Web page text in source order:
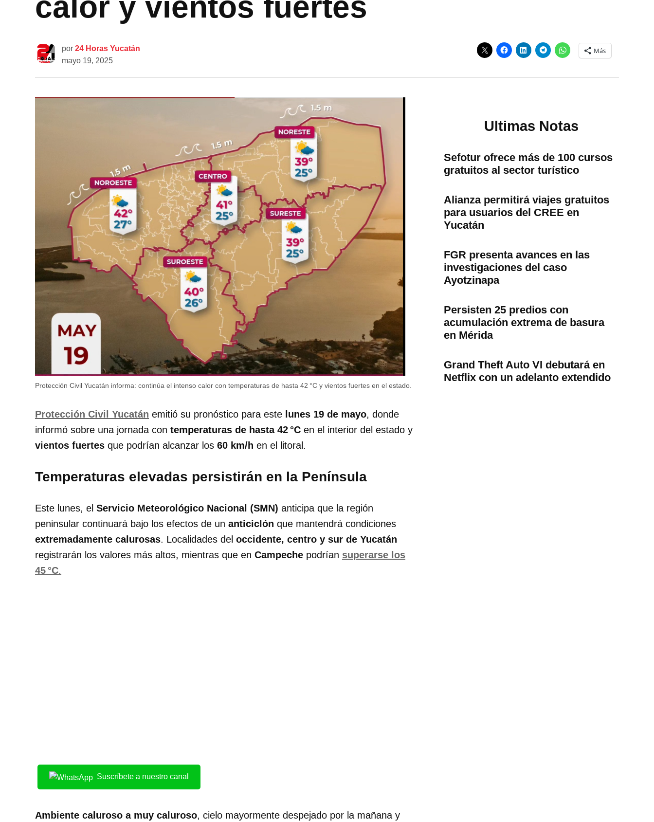
por 24 Horas Yucatán
mayo 19, 2025
Más
Protección Civil Yucatán informa: continúa el intenso calor con temperaturas de hasta 42 °C y vientos fuertes en el estado.
Protección Civil Yucatán emitió su pronóstico para este lunes 19 de mayo, donde
informó sobre una jornada con temperaturas de hasta 42 °C en el interior del estado y
vientos fuertes que podrían alcanzar los 60 km/h en el litoral.
Temperaturas elevadas persistirán en la Península
Este lunes, el Servicio Meteorológico Nacional (SMN) anticipa que la región
peninsular continuará bajo los efectos de un anticiclón que mantendrá condiciones
extremadamente calurosas. Localidades del occidente, centro y sur de Yucatán
registrarán los valores más altos, mientras que en Campeche podrían superarse los
45 °C.
Suscríbete a nuestro canal
Ambiente caluroso a muy caluroso, cielo mayormente despejado por la mañana y
Ultimas Notas
Sefotur ofrece más de 100 cursos
gratuitos al sector turístico
Alianza permitirá viajes gratuitos
para usuarios del CREE en
Yucatán
FGR presenta avances en las
investigaciones del caso
Ayotzinapa
Persisten 25 predios con
acumulación extrema de basura
en Mérida
Grand Theft Auto VI debutará en
Netflix con un adelanto extendido